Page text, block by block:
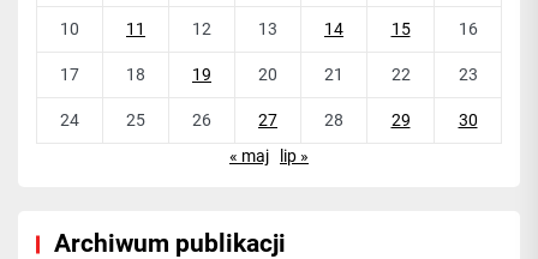
10 11 12 13 14 15 16
17 18 19 20 21 22 23
24 25 26 27 28 29
30
« maj
lip »
Archiwum publikacji